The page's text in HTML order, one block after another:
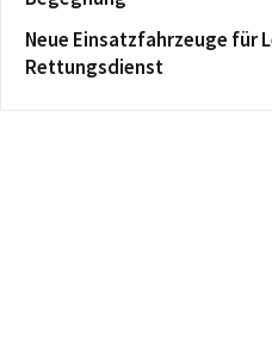
Neue Einsatzfahrzeuge für
Rettungsdienst